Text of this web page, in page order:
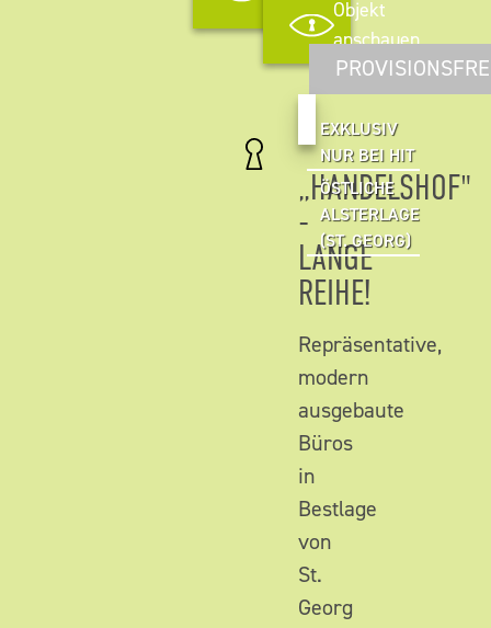
Objekt
anschauen
EXKLUSIV
NUR BEI HIT
ÖSTLICHE
ALSTERLAGE
(ST. GEORG)
„HANDELSHOF"
-
LANGE
REIHE!
Repräsentative,
modern
ausgebaute
Büros
in
Bestlage
von
St.
Georg